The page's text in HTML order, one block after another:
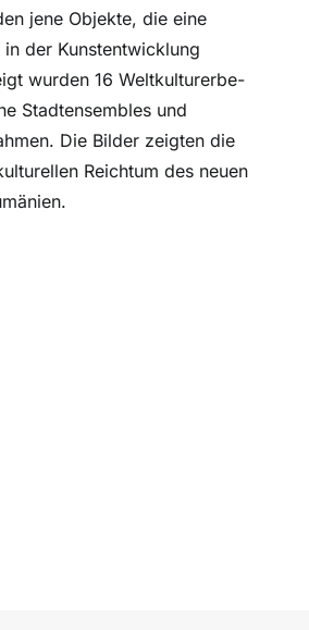
jene Objekte, die eine
in der Kunstentwicklung
wurden 16 Weltkulturerbe-
Stadtensembles und
Die Bilder zeigten die
Reichtum des neuen